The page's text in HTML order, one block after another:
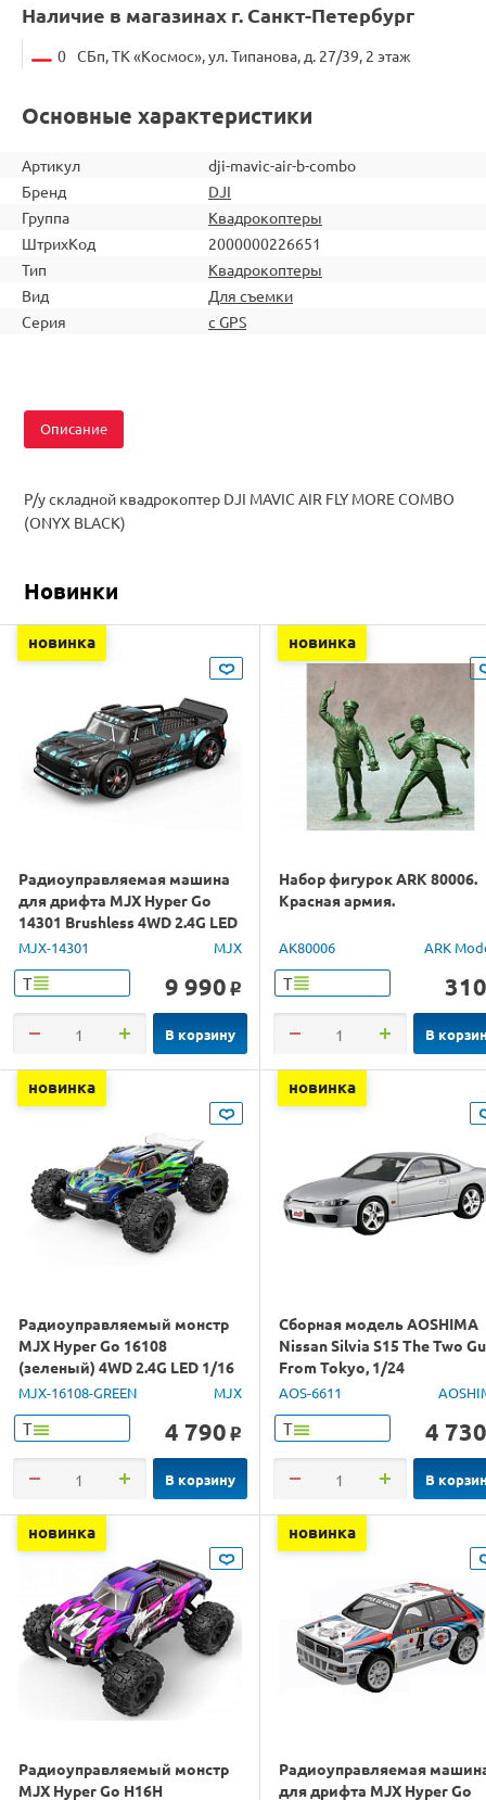
Наличие в магазинах г. Санкт-Петербург
0 СБп, ТК «Космос», ул. Типанова, д. 27/39, 2 этаж
Основные характеристики
Артикул
dji-mavic-air-b-combo
Бренд
DJI
Группа
Квадрокоптеры
ШтрихКод
2000000226651
Тип
Квадрокоптеры
Вид
Для съемки
Серия
с GPS
Описание
Р/у складной квадрокоптер DJI MAVIC AIR FLY MORE COMBO
(ONYX BLACK)
Новинки
новинка
Радиоуправляемая машина
для дрифта MJX Hyper Go
14301 Brushless 4WD 2.4G LED
1/14 RTR
MJX-14301 MJX
Т 9 990 o
В корзину
новинка
Набор фигурок ARK 80006.
Красная армия.
AK80006 ARK
Т 310
В
новинка
Радиоуправляемый монстр
MJX Hyper Go 16108
(зеленый) 4WD 2.4G LED 1/16
RTR
MJX-16108-GREEN MJX
Т 4 790 o
В корзину
новинка
Сборная модель AOSHIMA
Nissan Silvia S15 The Two
From Tokyo, 1/24
AOS-6611
Т 4 730
В
новинка
Радиоуправляемый монстр
MJX Hyper Go H16H
новинка
Радиоуправляемая
для дрифта MJX Hyper Go